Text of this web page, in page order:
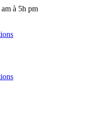
à 5h pm